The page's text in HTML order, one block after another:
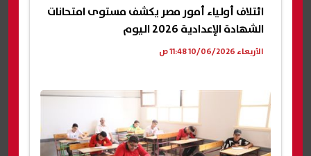
ائتلاف أولياء أمور مصر يكشف مستوى امتحانات
الشهادة الإعدادية 2026 اليوم
الأربعاء 10/06/2026 11:48 ص